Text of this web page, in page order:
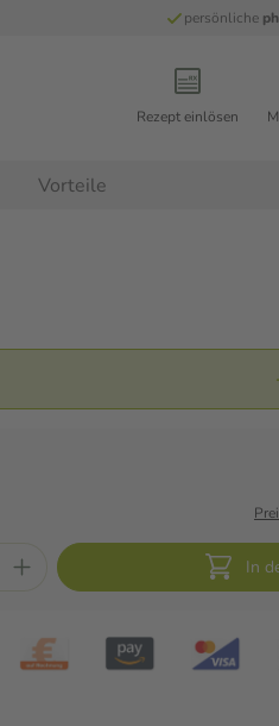
persönliche
Rezept einlösen
Vorteile
In